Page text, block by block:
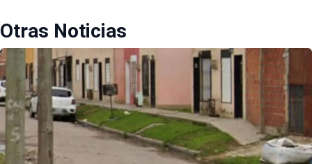
Otras Noticias